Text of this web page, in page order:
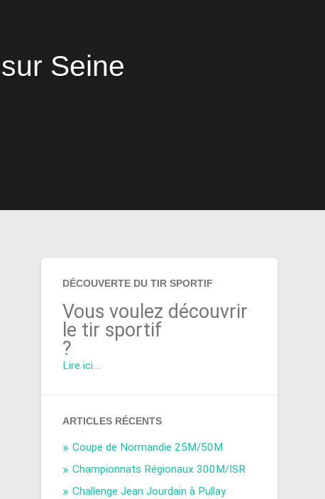
Seine
DÉCOUVERTE DU TIR SPORTIF
Vous voulez découvrir
le tir sportif
?
Lire ici....
ARTICLES RÉCENTS
Coupe de Normandie 25M/50M
Championnats Régionaux 300M/ISR
Challenge Jean Jourdain à Pullay